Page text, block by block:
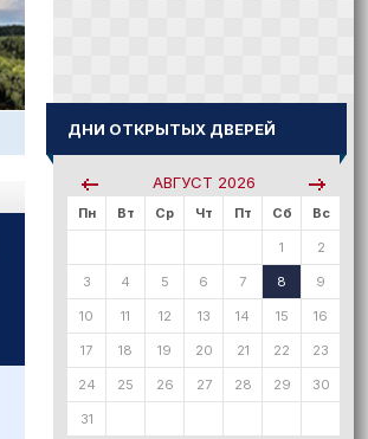
ДНИ ОТКРЫТЫХ ДВЕРЕЙ
АВГУСТ 2026
Пн Вт Ср Чт Пт Сб Вс
1 2
3 4 5 6 7 8 9
10 11 12 13 14 15 16
17 18 19 20 21 22 23
24 25 26 27 28 29 30
31